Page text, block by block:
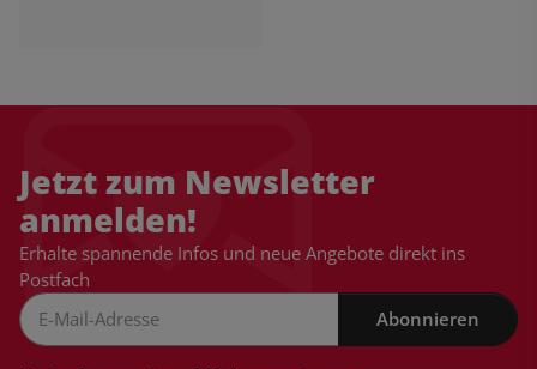
Jetzt zum Newsletter
anmelden!
Erhalte spannende Infos und neue Angebote direkt ins
Postfach
Abonnieren